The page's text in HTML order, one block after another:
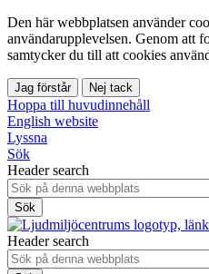
Den här webbplatsen använder
användarupplevelsen. Genom att
samtycker du till att cookies
Jag förstår Nej tack
Hoppa till huvudinnehåll
English website
Lyssna
Sök
Header search
Header search